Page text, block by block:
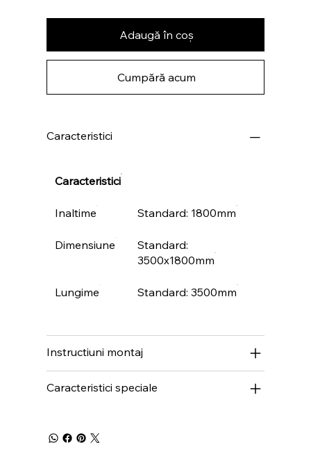
Adaugă în coș
Cumpără acum
Caracteristici
Caracteristici
Inaltime Standard: 1800mm
Dimensiune
Standard:
3500x1800mm
Lungime Standard: 3500mm
Instructiuni montaj
Caracteristici speciale